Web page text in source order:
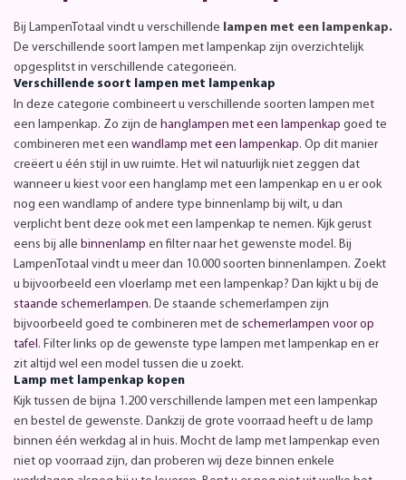
Bij LampenTotaal vindt u verschillende lampen met een lampenkap.
De verschillende soort lampen met lampenkap zijn overzichtelijk
opgesplitst in verschillende categorieën.
Verschillende soort lampen met lampenkap
In deze categorie combineert u verschillende soorten lampen met
een lampenkap. Zo zijn de hanglampen met een lampenkap goed te
combineren met een wandlamp met een lampenkap. Op dit manier
creëert u één stijl in uw ruimte. Het wil natuurlijk niet zeggen dat
wanneer u kiest voor een hanglamp met een lampenkap en u er ook
nog een wandlamp of andere type binnenlamp bij wilt, u dan
verplicht bent deze ook met een lampenkap te nemen. Kijk gerust
eens bij alle binnenlamp en filter naar het gewenste model. Bij
LampenTotaal vindt u meer dan 10.000 soorten binnenlampen. Zoekt
u bijvoorbeeld een vloerlamp met een lampenkap? Dan kijkt u bij de
staande schemerlampen. De staande schemerlampen zijn
bijvoorbeeld goed te combineren met de schemerlampen voor op
tafel . Filter links op de gewenste type lampen met lampenkap en er
zit altijd wel een model tussen die u zoekt.
Lamp met lampenkap kopen
Kijk tussen de bijna 1.200 verschillende lampen met een lampenkap
en bestel de gewenste. Dankzij de grote voorraad heeft u de lamp
binnen één werkdag al in huis. Mocht de lamp met lampenkap even
niet op voorraad zijn, dan proberen wij deze binnen enkele